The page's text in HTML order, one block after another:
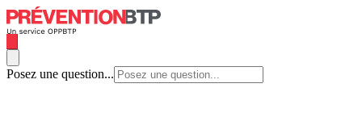
Posez une question...